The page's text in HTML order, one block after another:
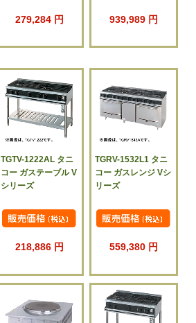
279,284 円 939,989 円
TGTV-1222AL タニ
コー ガステーブル V
シリーズ
218,886 円
TGRV-1532L1 タニ
コー ガスレンジ Vシ
リーズ
559,380 円